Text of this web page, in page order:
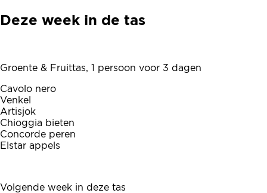
Deze week in de tas
Groente & Fruittas, 1 persoon voor 3 dagen
Cavolo nero
Venkel
Artisjok
Chioggia bieten
Concorde peren
Elstar appels
Volgende week in deze tas